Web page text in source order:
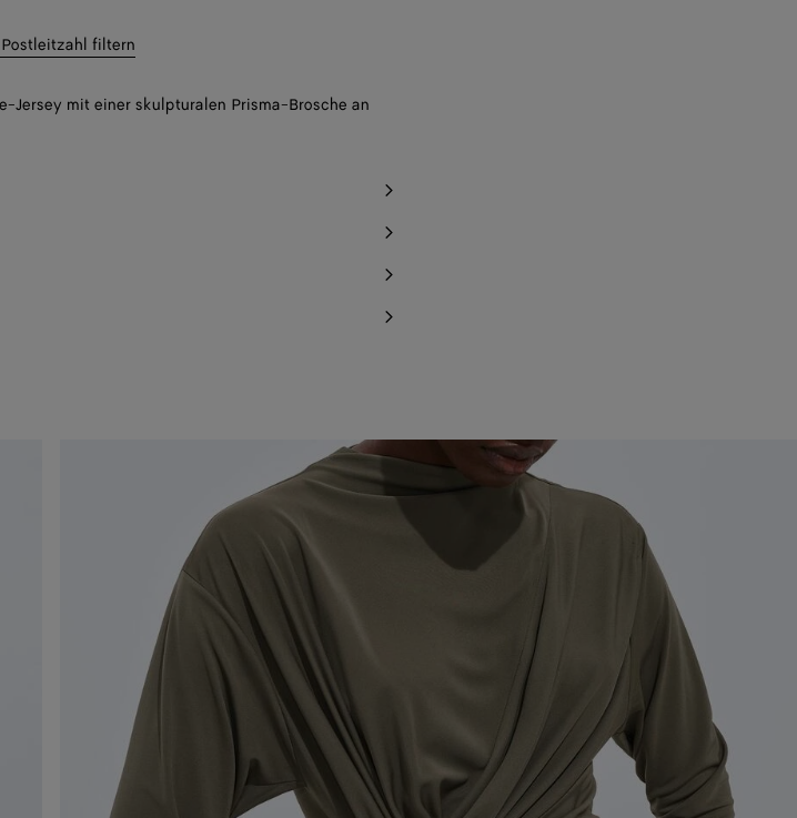
filtern
Jersey mit einer skulpturalen Prisma-Brosche an